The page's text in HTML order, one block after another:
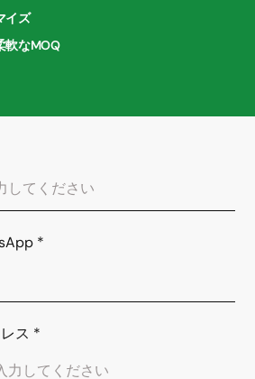
イズ
軟なMOQ
*
ス *